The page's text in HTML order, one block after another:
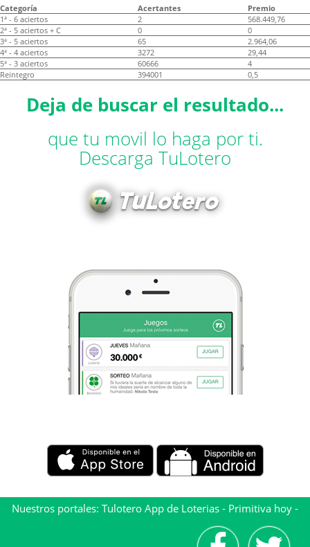
Categoría Acertantes
Premio
1ª - 6 aciertos
2
568.449,76
2ª - 5 aciertos + C
0
0
3ª - 5 aciertos
65
2.964,06
4ª - 4 aciertos
3272
29,44
5ª - 3 aciertos
60666
4
Reintegro
394001 0,5
Deja de buscar el resultado...
que tu movil lo haga por ti.
Descarga TuLotero
Nuestros portales: Tulotero App de Loterias - Primitiva hoy -